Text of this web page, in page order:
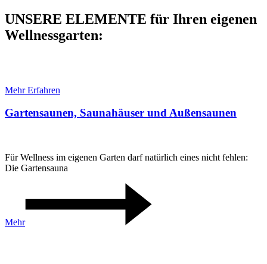
UNSERE ELEMENTE für Ihren eigenen
Wellnessgarten:
Mehr Erfahren
Gartensaunen, Saunahäuser und Außensaunen
Für Wellness im eigenen Garten darf natürlich eines nicht fehlen:
Die Gartensauna
Mehr